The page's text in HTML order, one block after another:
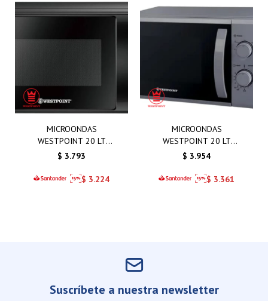
MICROONDAS
WESTPOINT 20 LT
MANUAL NEGRO
$ 3.793
$ 3.224
MICROONDAS
WESTPOINT 20 LT
MANUAL GRIS
$ 3.954
$ 3.361
Suscríbete a nuestra newsletter